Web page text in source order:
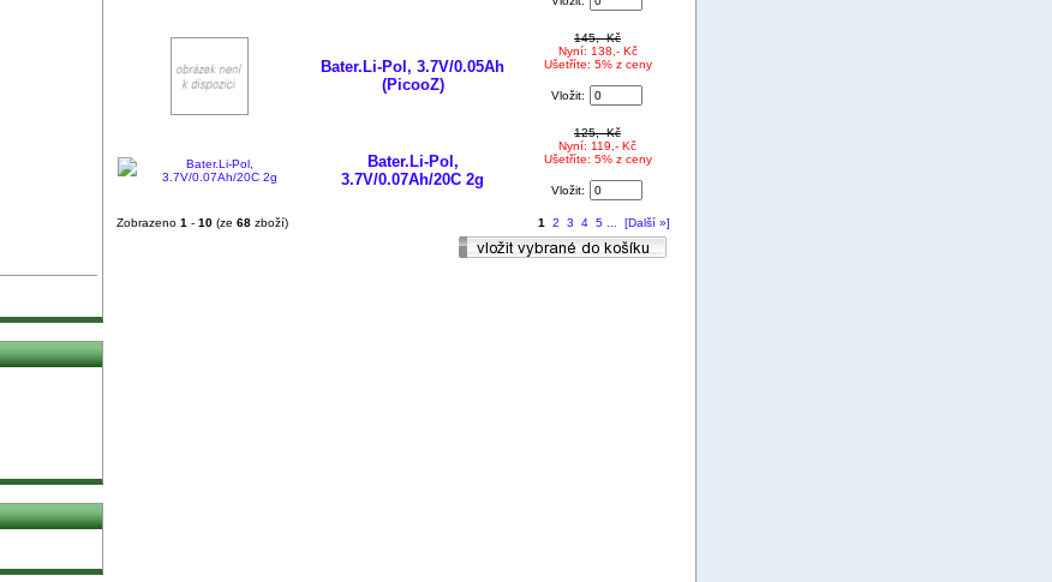
Bater.Li-Pol, 3.7V/0.05Ah
(PicooZ)
145,- Kč
Nyní: 138,- Kč
Ušetříte: 5% z ceny
Vložit:
Bater.Li-Pol,
3.7V/0.07Ah/20C 2g
125,- Kč
Nyní: 119,- Kč
Ušetříte: 5% z ceny
Vložit:
Zobrazeno 1 - 10 (ze 68 zboží) 1 2 3 4 5 [Další »]